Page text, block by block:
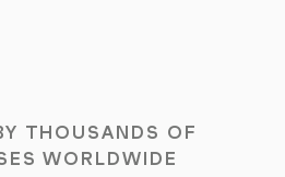
THOUSANDS OF
WORLDWIDE